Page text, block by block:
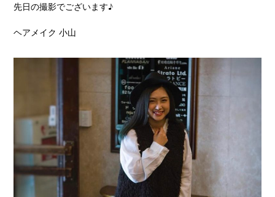
先日の撮影でございます♪
ヘアメイク 小山